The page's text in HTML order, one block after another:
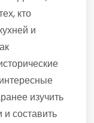
кто
и
изучить
составить